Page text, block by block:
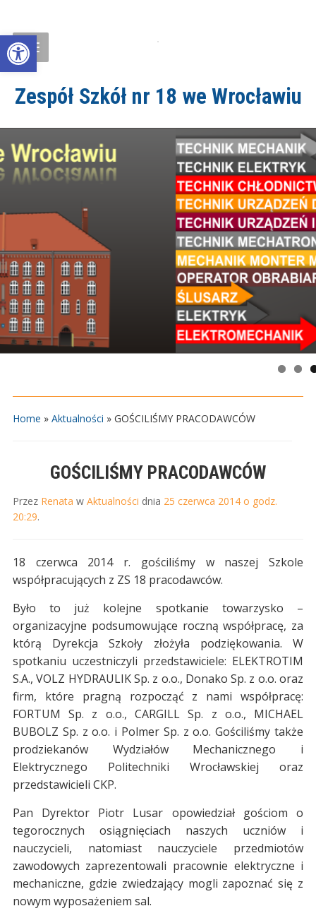
Open toolbar
Zespół Szkół nr 18 we Wrocławiu
Home » Aktualności » GOŚCILIŚMY PRACODAWCÓW
GOŚCILIŚMY PRACODAWCÓW
Przez Renata w Aktualności dnia 25 czerwca 2014 o godz.
20:29.
18 czerwca 2014 r. gościliśmy w naszej Szkole
współpracujących z ZS 18 pracodawców.
Było to już kolejne spotkanie towarzysko –
organizacyjne podsumowujące roczną współpracę, za
którą Dyrekcja Szkoły złożyła podziękowania. W
spotkaniu uczestniczyli przedstawiciele: ELEKTROTIM
S.A., VOLZ HYDRAULIK Sp. z o.o., Donako Sp. z o.o. oraz
firm, które pragną rozpocząć z nami współpracę:
FORTUM Sp. z o.o., CARGILL Sp. z o.o., MICHAEL
BUBOLZ Sp. z o.o. i Polmer Sp. z o.o. Gościliśmy także
prodziekanów Wydziałów Mechanicznego i
Elektrycznego Politechniki Wrocławskiej oraz
przedstawicieli CKP.
Pan Dyrektor Piotr Lusar opowiedział gościom o
tegorocznych osiągnięciach naszych uczniów i
nauczycieli, natomiast nauczyciele przedmiotów
zawodowych zaprezentowali pracownie elektryczne i
mechaniczne, gdzie zwiedzający mogli zapoznać się z
nowym wyposażeniem sal.